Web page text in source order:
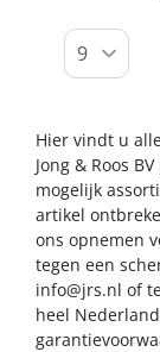
Hier vindt u
Jong & Roos
mogelijk
artikel
ons opnemen
tegen een
info@jrs.nl of
heel